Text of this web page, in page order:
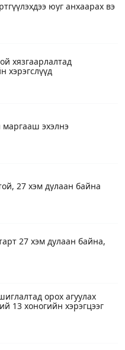
юуг анхаарах вэ
хязгаарлалтад
хэрэгслүүд
маргааш эхэлнэ
27 хэм дулаан байна
27 хэм дулаан байна,
орох агуулах
13 хоногийн хэрэгцээг